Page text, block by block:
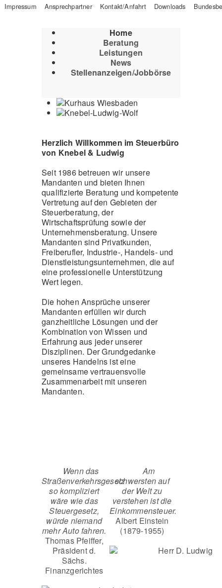
Impressum Ansprechpartner Kontakt/Anfahrt Downloads
Home
Beratung
Leistungen
News
Stellenanzeigen/Jobbörse
Herzlich Willkommen im Steuerbüro
von Knebel & Ludwig
Seit 1986 betreuen wir unsere
Mandanten und bieten Ihnen
qualifizierte Beratung und kompetente
Vertretung auf den Gebieten der
Steuerberatung, der
Wirtschaftsprüfung sowie der
Unternehmensberatung. Unsere
Mandanten sind Privatkunden,
Freiberufler, Industrie-, Handels- und
Dienstleistungsunternehmen, die auf
eine professionelle Unterstützung
Wert legen.
Die hohen Ansprüche unserer
Mandanten erfüllen wir durch
ganzheitliche Lösungen und der
Kombination von Wissen und
Erfahrung aus jeder unserer
Disziplinen. Der Grundgedanke
unseres Handelns ist eine
gemeinsame vertrauensvolle
Zusammenarbeit mit unseren
Mandanten.
Wenn das
Straßenverkehrsgesetz
so kompliziert
wäre wie das
Steuergesetz,
würde niemand
mehr Auto fahren.
Thomas Pfeiffer,
Präsident d.
Sächs.
Finanzgerichtes
Am
schwersten auf
der Welt zu
verstehen ist die
Einkommensteuer.
Albert Einstein
(1879-1955)